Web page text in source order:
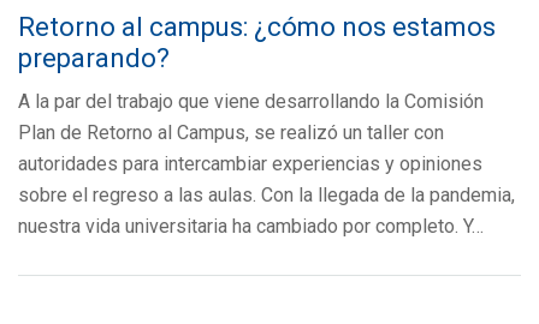
Retorno al campus: ¿cómo nos estamos
preparando?
A la par del trabajo que viene desarrollando la Comisión
Plan de Retorno al Campus, se realizó un taller con
autoridades para intercambiar experiencias y opiniones
sobre el regreso a las aulas. Con la llegada de la pandemia,
nuestra vida universitaria ha cambiado por completo. Y…